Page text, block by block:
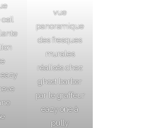
vue
panoramique
des fresques
murales
réalisés chez
ghost barber
par le graffeur
eazy one à
pully